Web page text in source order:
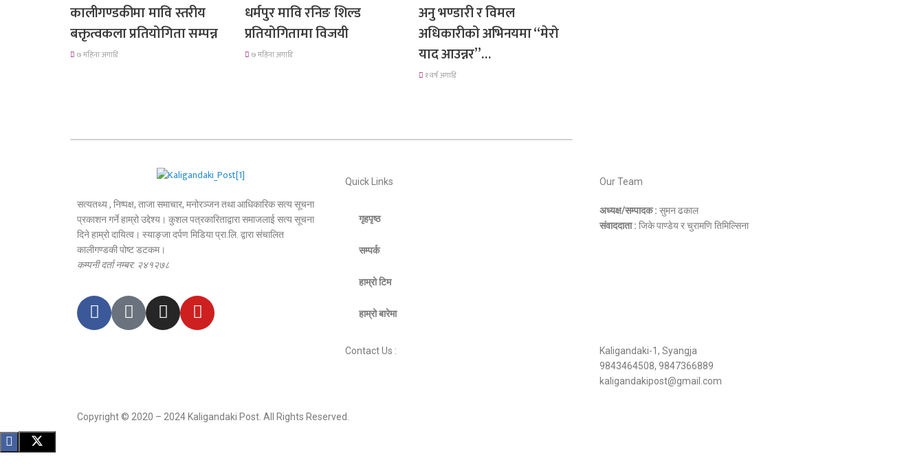
कालीगण्डकीमा मावि स्तरीय
बक्तृत्वकला प्रतियोगिता सम्पन्न
७ महिना अगाडि
धर्मपुर मावि रनिङ शिल्ड
प्रतियोगितामा विजयी
७ महिना अगाडि
अनु भण्डारी र विमल
अधिकारीको अभिनयमा “मेरो
याद आउन्नर”…
१ वर्ष अगाडि
सत्यतथ्य , निष्पक्ष, ताजा समाचार, मनोरञ्जन तथा आधिकारिक सत्य सूचना
प्रकाशन गर्ने हाम्रो उद्देश्य। कुशल पत्रकारिताद्वारा समाजलाई सत्य सूचना
दिने हाम्रो दायित्व। स्याङ्जा दर्पण मिडिया प्रा.लि. द्वारा संचालित
कालीगण्डकी पोष्ट डटकम।
कम्पनी दर्ता नम्बर: २४१२७८
Quick Links
गृहपृष्ठ
सम्पर्क
हाम्रो टिम
हाम्रो बारेमा
Our Team
अध्यक्ष/सम्पादक : सुमन ढकाल
संवाददाता : जिके पाण्डेय र चुरामणि तिमिल्सिना
Contact Us :
Kaligandaki-1, Syangja
9843464508, 9847366889
kaligandakipost@gmail.com
Copyright © 2020 – 2024 Kaligandaki Post. All Rights Reserved.